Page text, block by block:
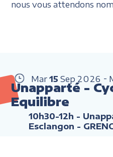
nous vous attendons
Mar 15 Sep 2026
Unapparté -
Equilibre
10h30-12h -
Esclangon -